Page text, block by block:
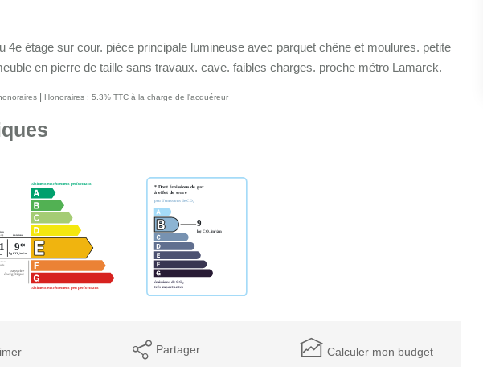
4e étage sur cour. pièce principale lumineuse avec parquet chêne et moulures. petite
en pierre de taille sans travaux. cave. faibles charges. proche métro Lamarck.
Honoraires : 5.3% TTC à la charge de l'acquéreur
Partager Calculer mon budget